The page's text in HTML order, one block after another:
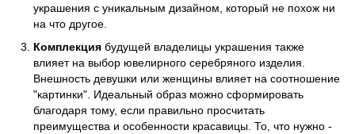
украшения с уникальным дизайном, который не похож ни
на что другое.
Комплекция будущей владелицы украшения также
влияет на выбор ювелирного серебряного изделия.
Внешность девушки или женщины влияет на соотношение
"картинки". Идеальный образ можно сформировать
благодаря тому, если правильно просчитать
преимущества и особенности красавицы. То, что нужно -